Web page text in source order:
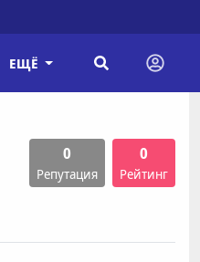
ЕЩЁ
0
Репутация
0
Рейтинг